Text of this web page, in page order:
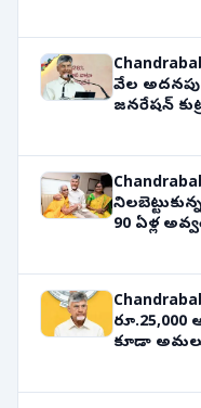
వేల అదనపు
జనరేషన్
90 ఏళ్ల
కూడా అమలు